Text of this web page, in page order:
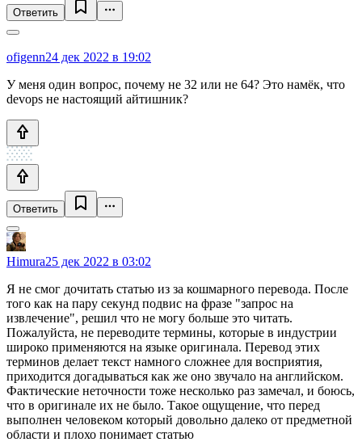
Ответить
ofigenn24 дек 2022 в 19:02
У меня один вопрос, почему не 32 или не 64? Это намёк, что
devops не настоящий айтишник?
Ответить
Himura25 дек 2022 в 03:02
Я не смог дочитать статью из за кошмарного перевода. После
того как на пару секунд подвис на фразе "запрос на
извлечение", решил что не могу больше это читать.
Пожалуйста, не переводите термины, которые в индустрии
широко применяются на языке оригинала. Перевод этих
терминов делает текст намного сложнее для восприятия,
приходится догадываться как же оно звучало на английском.
Фактические неточности тоже несколько раз замечал, и боюсь,
что в оригинале их не было. Такое ощущение, что перед
выполнен человеком который довольно далеко от предметной
области и плохо понимает статью